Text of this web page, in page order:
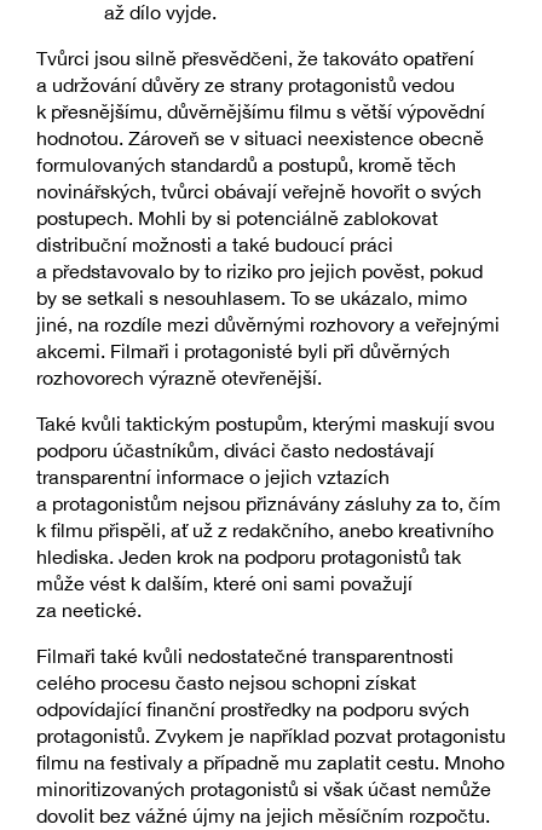
až dílo vyjde.
Tvůrci jsou silně přesvědčeni, že takováto opatření
a udržování důvěry ze strany protagonistů vedou
k přesnějšímu, důvěrnějšímu filmu s větší výpovědní
hodnotou. Zároveň se v situaci neexistence obecně
formulovaných standardů a postupů, kromě těch
novinářských, tvůrci obávají veřejně hovořit o svých
postupech. Mohli by si potenciálně zablokovat
distribuční možnosti a také budoucí práci
a představovalo by to riziko pro jejich pověst, pokud
by se setkali s nesouhlasem. To se ukázalo, mimo
jiné, na rozdíle mezi důvěrnými rozhovory a veřejnými
akcemi. Filmaři i protagonisté byli při důvěrných
rozhovorech výrazně otevřenější.
Také kvůli taktickým postupům, kterými maskují svou
podporu účastníkům, diváci často nedostávají
transparentní informace o jejich vztazích
a protagonistům nejsou přiznávány zásluhy za to, čím
k filmu přispěli, ať už z redakčního, anebo kreativního
hlediska. Jeden krok na podporu protagonistů tak
může vést k dalším, které oni sami považují
za neetické.
Filmaři také kvůli nedostatečné transparentnosti
celého procesu často nejsou schopni získat
odpovídající finanční prostředky na podporu svých
protagonistů. Zvykem je například pozvat protagonistu
filmu na festivaly a případně mu zaplatit cestu. Mnoho
minoritizovaných protagonistů si však účast nemůže
dovolit bez vážné újmy na jejich měsíčním rozpočtu.